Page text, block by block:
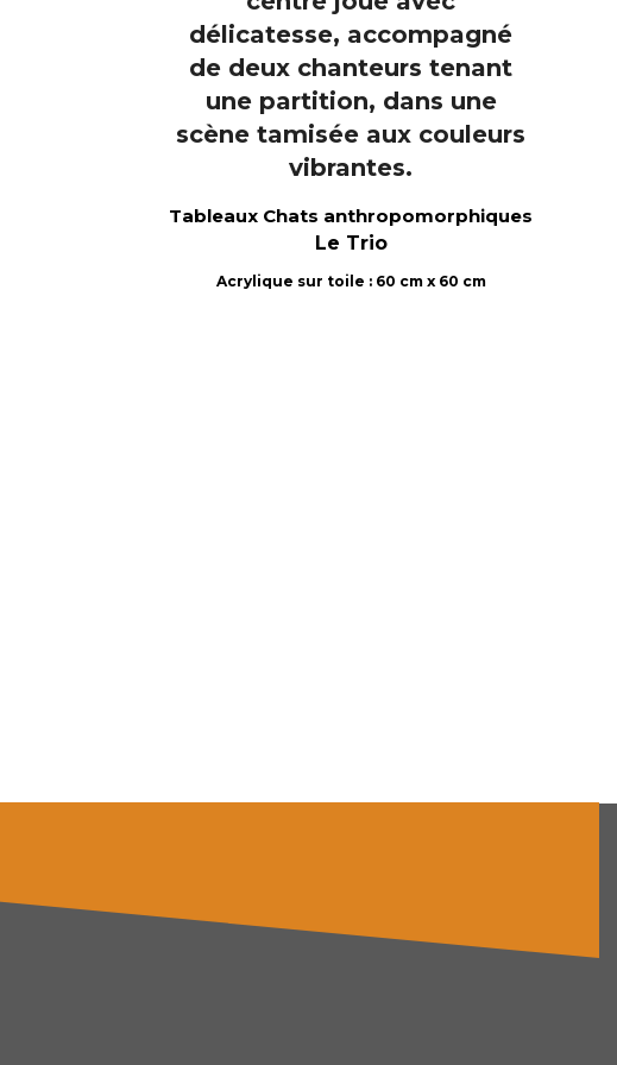
Tableaux Chats anthropomorphiques
Le Trio
Acrylique sur toile : 60 cm x 60 cm